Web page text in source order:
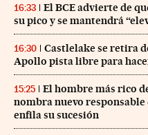
16:33
El BCE advierte de
su pico y se mantendrá
16:30
Castlelake se retira
Apollo pista libre para
15:25
El hombre más rico
nombra nuevo
enfila su sucesión